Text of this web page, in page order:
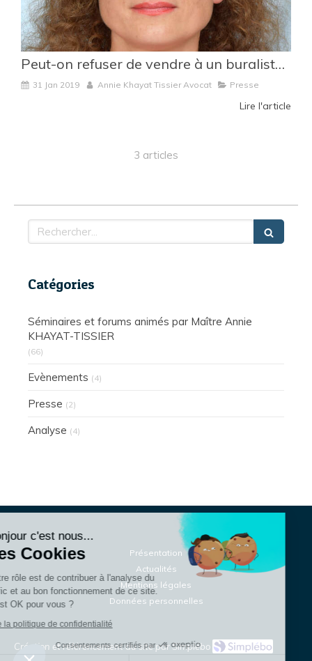
Peut-on refuser de vendre à un buraliste quand on est un professionnel du vapotage ?
31 Jan 2019 Annie Khayat Tissier Avocat Presse
Lire l'article
3 articles
Rechercher
Catégories
Séminaires et forums animés par Maître Annie
KHAYAT-TISSIER
(66)
Evènements (4)
Presse (2)
Analyse (4)
Présentation
Actualités
Mentions légales
Données personnelles
Création et référencement du site par Simplébo
Bonjour c'est nous...
Les Cookies
Notre rôle est de contribuer à l'analyse du
trafic et au bon fonctionnement de ce site.
C'est OK pour vous ?
Lire la politique de confidentialité
Consentements certifiés par